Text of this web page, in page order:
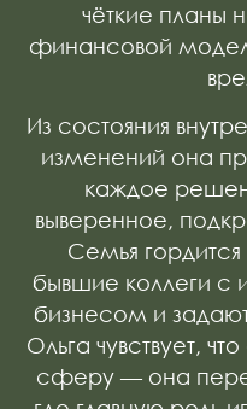
чёткие планы
финансовой
Из состояния
изменений она
каждое
выверенное,
Семья
бывшие коллеги с
бизнесом и
Ольга чувствует,
сферу — она